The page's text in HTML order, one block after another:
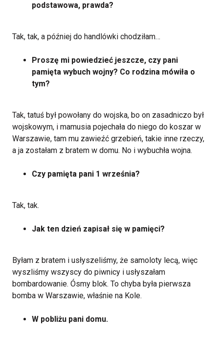
podstawowa, prawda?
Tak, tak, a później do handlówki chodziłam…
Proszę mi powiedzieć jeszcze, czy pani
pamięta wybuch wojny? Co rodzina mówiła o
tym?
Tak, tatuś był powołany do wojska, bo on zasadniczo był
wojskowym, i mamusia pojechała do niego do koszar w
Warszawie, tam mu zawieźć grzebień, takie inne rzeczy,
a ja zostałam z bratem w domu. No i wybuchła wojna.
Czy pamięta pani 1 września?
Tak, tak.
Jak ten dzień zapisał się w pamięci?
Byłam z bratem i usłyszeliśmy, że samoloty lecą, więc
wyszliśmy wszyscy do piwnicy i usłyszałam
bombardowanie. Ósmy blok. To chyba była pierwsza
bomba w Warszawie, właśnie na Kole.
W pobliżu pani domu.